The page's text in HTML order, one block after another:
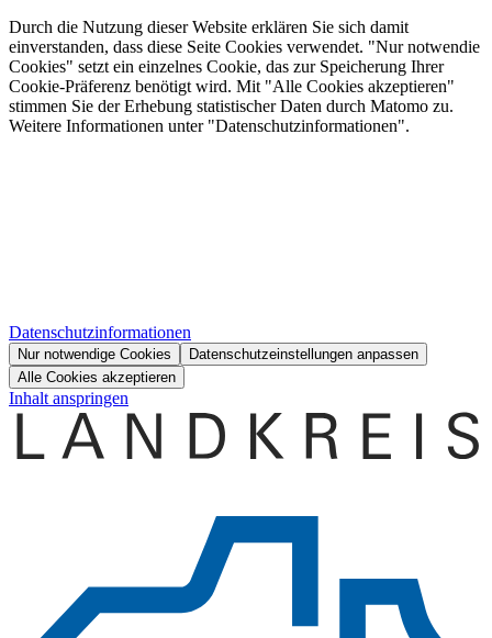
Durch die Nutzung dieser Website erklären Sie sich damit
einverstanden, dass diese Seite Cookies verwendet. "Nur notwendie
Cookies" setzt ein einzelnes Cookie, das zur Speicherung Ihrer
Cookie-Präferenz benötigt wird. Mit "Alle Cookies akzeptieren"
stimmen Sie der Erhebung statistischer Daten durch Matomo zu.
Weitere Informationen unter "Datenschutzinformationen".
Datenschutzinformationen
Nur notwendige Cookies
Datenschutzeinstellungen anpassen
Alle Cookies akzeptieren
Inhalt anspringen